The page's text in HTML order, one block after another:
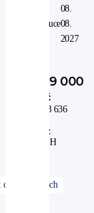
záruce
08.
08.
2027
319 000
Kč
263 636
bez
DPH